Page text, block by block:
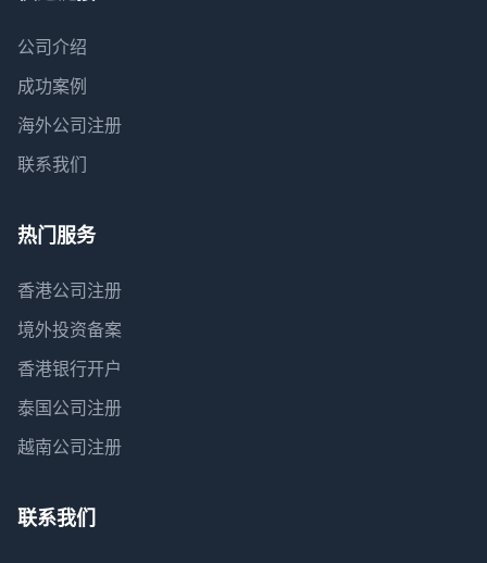
公司介绍
成功案例
海外公司注册
联系我们
热门服务
香港公司注册
境外投资备案
香港银行开户
泰国公司注册
越南公司注册
联系我们